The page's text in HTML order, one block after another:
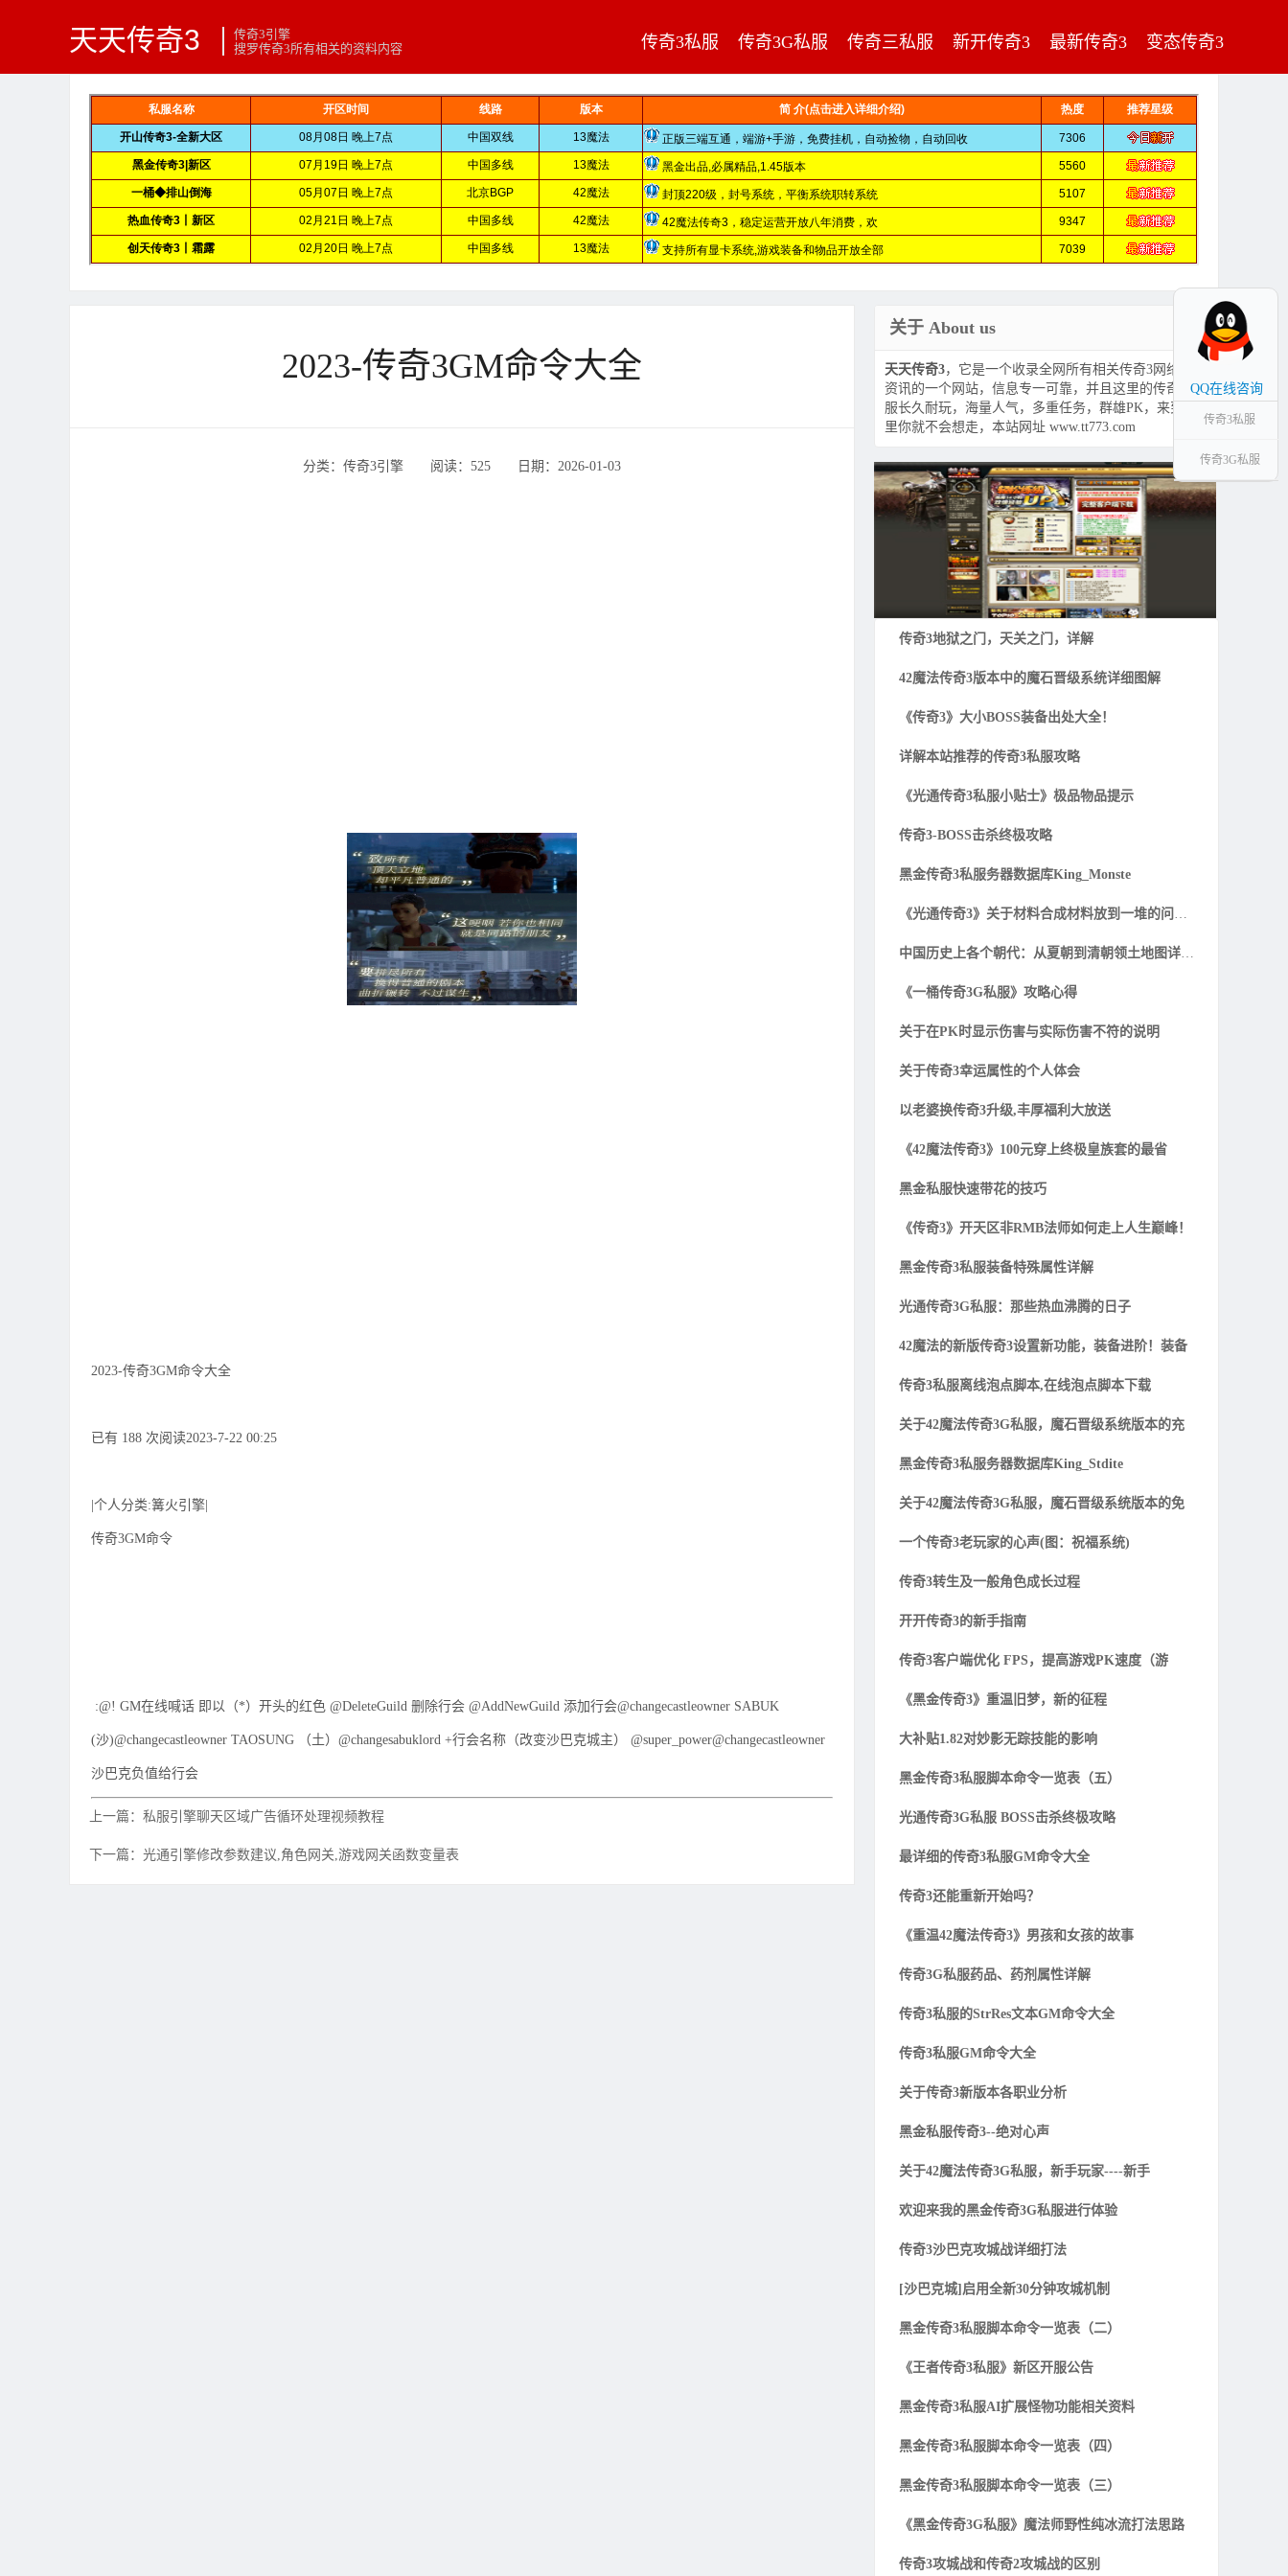
天天传奇3
传奇3引擎
搜罗传奇3所有相关的资料内容
传奇3私服 传奇3G私服 传奇三私服 新开传奇3 最新传奇3 变态传奇3
2023-传奇3GM命令大全
分类：传奇3引擎 ‌‍阅读：525 ‌‍日期：2026-01-03
2023-传奇3GM命令大全
已有 188 次阅读2023-7-22 00:25
|个人分类:篝火引擎|
传奇3GM命令
:@! GM在线喊话 即以（*）开头的红色 @DeleteGuild 删除行会 @AddNewGuild 添加行会@changecastleowner SABUK
(沙)@changecastleowner TAOSUNG （土）@changesabuklord +行会名称（改变沙巴克城主） @super_power@changecastleowner
沙巴克负值给行会
上一篇：私服引擎聊天区域广告循环处理视频教程
下一篇：光通引擎修改参数建议,角色网关,游戏网关函数变量表
关于 About us
天天传奇3，它是一个收录全网所有相关传奇3网络游戏
资讯的一个网站，信息专一可靠，并且这里的传奇3私
服长久耐玩，海量人气，多重任务，群雄PK，来到这
里你就不会想走，本站网址 www.tt773.com
传奇3地狱之门，天关之门，详解
42魔法传奇3版本中的魔石晋级系统详细图解
《传奇3》大小BOSS装备出处大全！
详解本站推荐的传奇3私服攻略
《光通传奇3私服小贴士》极品物品提示
传奇3-BOSS击杀终极攻略
黑金传奇3私服务器数据库King_Monste
《光通传奇3》关于材料合成材料放到一堆的问题解
中国历史上各个朝代：从夏朝到清朝领土地图详细一
《一桶传奇3G私服》攻略心得
关于在PK时显示伤害与实际伤害不符的说明
关于传奇3幸运属性的个人体会
以老婆换传奇3升级,丰厚福利大放送
《42魔法传奇3》100元穿上终极皇族套的最省
黑金私服快速带花的技巧
《传奇3》开天区非RMB法师如何走上人生巅峰！
黑金传奇3私服装备特殊属性详解
光通传奇3G私服：那些热血沸腾的日子
42魔法的新版传奇3设置新功能，装备进阶！装备
传奇3私服离线泡点脚本,在线泡点脚本下载
关于42魔法传奇3G私服，魔石晋级系统版本的充
黑金传奇3私服务器数据库King_Stdite
关于42魔法传奇3G私服，魔石晋级系统版本的免
一个传奇3老玩家的心声(图：祝福系统)
传奇3转生及一般角色成长过程
开开传奇3的新手指南
传奇3客户端优化 FPS，提高游戏PK速度（游
《黑金传奇3》重温旧梦，新的征程
大补贴1.82对妙影无踪技能的影响
黑金传奇3私服脚本命令一览表（五）
光通传奇3G私服 BOSS击杀终极攻略
最详细的传奇3私服GM命令大全
传奇3还能重新开始吗？
《重温42魔法传奇3》男孩和女孩的故事
传奇3G私服药品、药剂属性详解
传奇3私服的StrRes文本GM命令大全
传奇3私服GM命令大全
关于传奇3新版本各职业分析
黑金私服传奇3--绝对心声
关于42魔法传奇3G私服，新手玩家----新手
欢迎来我的黑金传奇3G私服进行体验
传奇3沙巴克攻城战详细打法
[沙巴克城]启用全新30分钟攻城机制
黑金传奇3私服脚本命令一览表（二）
《王者传奇3私服》新区开服公告
黑金传奇3私服AI扩展怪物功能相关资料
黑金传奇3私服脚本命令一览表（四）
黑金传奇3私服脚本命令一览表（三）
《黑金传奇3G私服》魔法师野性纯冰流打法思路
传奇3攻城战和传奇2攻城战的区别
QQ在线咨询
传奇3私服
传奇3G私服